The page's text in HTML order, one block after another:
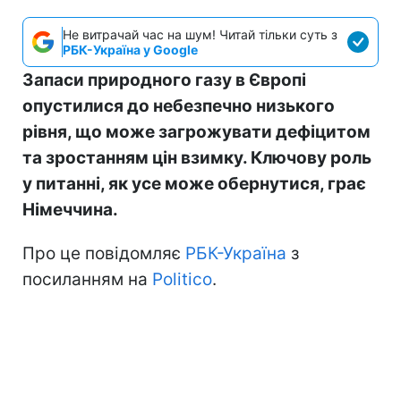
Не витрачай час на шум! Читай тільки суть з
РБК-Україна у Google
Запаси природного газу в Європі
опустилися до небезпечно низького
рівня, що може загрожувати дефіцитом
та зростанням цін взимку. Ключову роль
у питанні, як усе може обернутися, грає
Німеччина.
Про це повідомляє РБК-Україна з
посиланням на Politico.